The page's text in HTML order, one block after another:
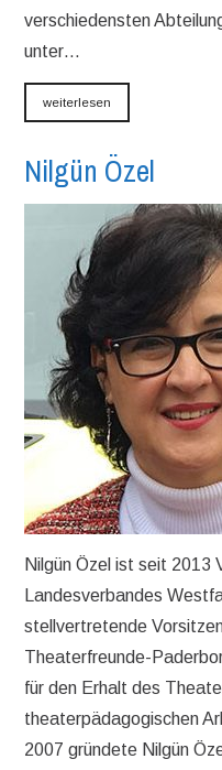
verschiedensten
unter…
weiterlesen
Nilgün Özel
Nilgün Özel ist seit 2013
Landesverbandes
stellvertretende
Theaterfreunde-
für den Erhalt des
theaterpädagogischen
2007 gründete Nilgün